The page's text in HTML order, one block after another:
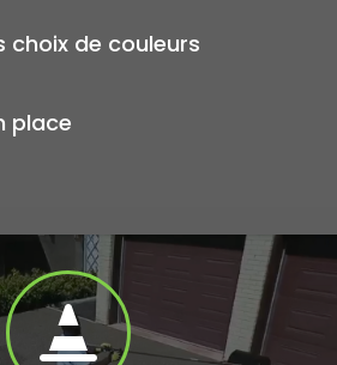
choix de couleurs
place
